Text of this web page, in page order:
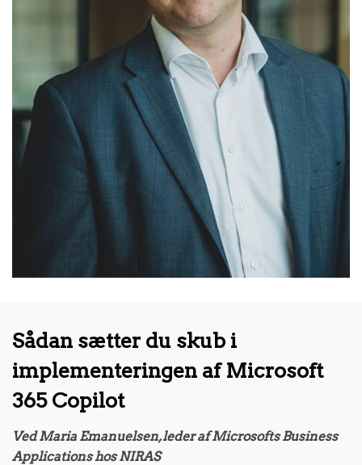
Sådan sætter du skub i
implementeringen af Microsoft
365 Copilot
Ved Maria Emanuelsen, leder af Microsofts Business
Applications hos NIRAS